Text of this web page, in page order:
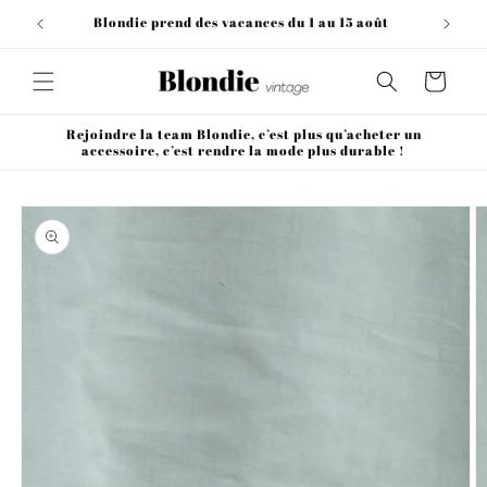
passer
Blondie prend des vacances du 1 au 15 août
Panier
Rejoindre la team Blondie, c’est plus qu’acheter un
accessoire, c’est rendre la mode plus durable !
Passer aux
informations
produits